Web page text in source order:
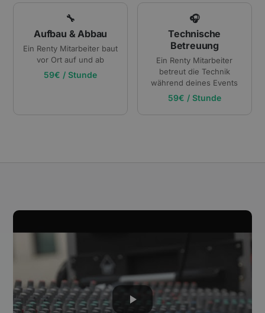
🔧
Aufbau & Abbau
Ein Renty Mitarbeiter baut
vor Ort auf und ab
59€ / Stunde
🎧
Technische
Betreuung
Ein Renty Mitarbeiter
betreut die Technik
während deines Events
59€ / Stunde